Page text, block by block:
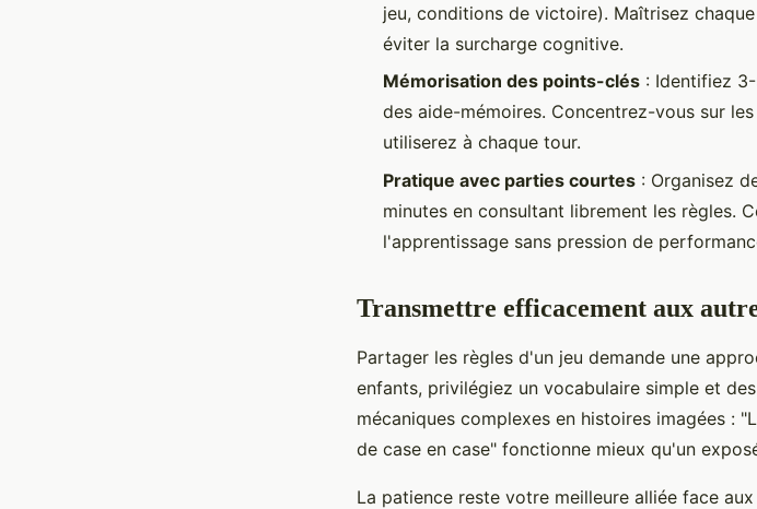
jeu, conditions de victoire). Maîtrisez
éviter la surcharge cognitive.
Mémorisation des points-clés : Identifiez
des aide-mémoires. Concentrez-vous sur
utiliserez à chaque tour.
Pratique avec parties courtes : Organisez
minutes en consultant librement les règles.
l'apprentissage sans pression de
Transmettre efficacement aux
Partager les règles d'un jeu demande une
enfants, privilégiez un vocabulaire simple et
mécaniques complexes en histoires imagées :
de case en case" fonctionne mieux qu'un
La patience reste votre meilleure alliée face